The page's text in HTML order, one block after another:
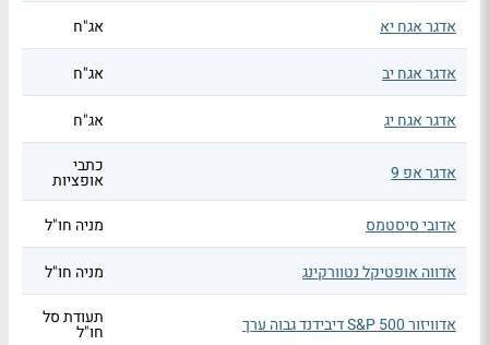
אדגר אגח יא אג"ח
אדגר אגח יב אג"ח
אדגר אגח יג אג"ח
אדגר אפ 9 כתבי
אופציות
אדובי סיסטמס
מניה חו"ל
אדווה אופטיקל נטוורקינג מניה חו"ל
אדוויזור S&P 500 דיבידנד גבוה ערך תעודת סל
חו"ל